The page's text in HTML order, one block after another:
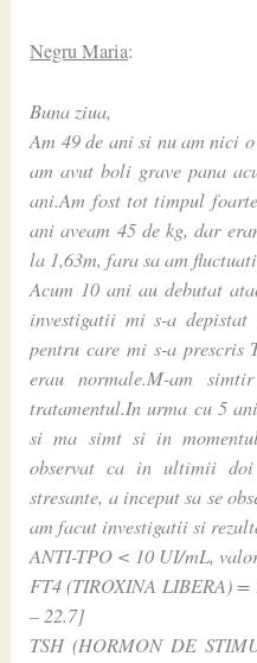
Negru Maria:
Buna ziua,
Am 49 de ani si nu am nici
am avut boli grave pana
ani.Am fost tot timpul
ani aveam 45 de kg, dar
la 1,63m, fara sa am
Acum 10 ani au debutat
investigatii mi s-a depistat
pentru care mi s-a prescris
erau normale.M-am
tratamentul.In urma cu 5
si ma simt si in
observat ca in ultimii
stresante, a inceput sa se
am facut investigatii si
ANTI-TPO < 10 UI/mL,
FT4 (TIROXINA LIBERA)
– 22.7]
TSH (HORMON DE